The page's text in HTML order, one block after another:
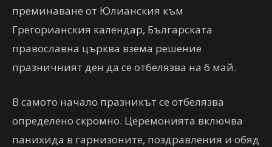
преминаване от Юлианския към
Грегорианския календар, Българската
православна църква взема решение
празничният ден да се отбелязва на 6 май.
В самото начало празникът се отбелязва
определено скромно. Церемонията включва
панихида в гарнизоните, поздравления и обяд